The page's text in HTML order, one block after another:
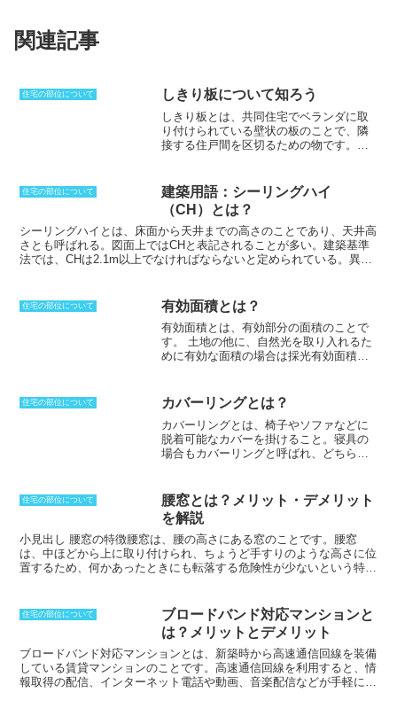
関連記事
住宅の部位について しきり板について知ろう
しきり板とは、共同住宅でベランダに取
り付けられている壁状の板のことで、隣
接する住戸間を区切るための物です。
た緊急時には避難経路の確保が目的とな
ります。緊急時には突き破って隣戸へ避
難できるような仕組みになっています
が、フレキシブル・ボードの3mmから
5mm程度の物が使われることが多く、力
の弱い女性や子どもでは、突き破ること
しまったりすることはあります。しきり
板は、共同住宅の共用部分なので、その
部屋の居住者だけの判断で、修理や交換
することはできません。
住宅の部位について
建築用語：シーリングハイ
（CH）とは？
シーリングハイ とは、床面から天井までの高さのことであり、天井高
さとも呼ばれる。図面上ではCHと表記されることが多い。建築基準
法では、CHは2.1m以上でなければならないと定められている。異な
ているが、一般的なハウスメーカーでは、2.4mをひとつの基準とし
ている。これは、天井高が低くなると、圧迫感を与えるようになるた
めである。なお、CHが1.4m以下になるような納戸の場合には、下階
の床面積の1／2までは、延べ床面積に算入しないで済むようになる
が、生活するような空間とはならない。
住宅の部位について 有効面積とは？
有効面積とは、有効部分の面積のことで
す。
土地の他に、自然光を取り入れるた
めに有効な面積の場合は採光有効面積、
ます。実際に使える部分の面積となるの
で、傾斜地などは含まれません。ビルや
マンションといった区分所有建物の場合
は、建物の延べ床面積から共用部分を除
いた専有部分の部分を指します。すなわ
や柱の中心から計算した壁芯面積ではな
く、内法面積が専有部分すなわち有効面
積となります。区分所有建物の場合は登
記簿には内法面積を記載していますが、
パンフレットには壁芯面積で記載するこ
ともあります。
住宅の部位について カバーリングとは？
カバーリングとは、椅子やソファなどに
脱着可能なカバーを掛けること。寝具の
場合もカバーリングと呼ばれ、どちらも
カバーや布団カバーなどのリネンをカバ
ーリングと呼ぶことも多く、実際に販売
されているものを指すこともある。生活
に身近なものであり、汚れや傷みから家
具や寝具を守ることができる。また、見
た目も変わるため、イメージを大きく変
えて変更する必要がある。特に寝具の場
合は影響が大きく、綿100％平織ブロード
を使用したりするのは、肌に触れたとき
の感触を優先するためである。
住宅の部位について
腰窓とは？メリット・デメリット
を解説
小見出し 腰窓の特徴腰窓は、腰の高さにある窓のことです。腰窓
は、中ほどから上に取り付けられ、ちょうど手すりのような高さ に位
置するため、何かあったときにも転落する危険性が少ないという特徴
腰窓は、子どもがいるときには安全性の高い設計となりますが、登れ
ないように工夫するとさらに効果が高まります。また、腰窓は窓台に
高さがあるため、家具を置くこともでき、インテリアを考えると幅が
広がる設計となりやすいという特徴があります。さらに、腰窓は掃き
出し窓に比べると、窓の面積が小さくなるため、西日が入りこむよう
な部屋の窓に向いていて、遮熱ということでも効果を上げることがで
住宅の部位について
ブロードバンド対応マンションと
は？メリットとデメリット
ブロードバンド対応マンションとは、新築時から高速通信回線を装備
している賃貸マンションのことです。高速通信回線を利用すると、情
報取得の配信、インターネット電話や動画、音楽配信などが手軽に行